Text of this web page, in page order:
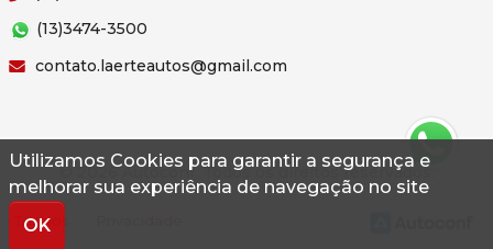
Utilizamos Cookies para garantir a segurança e
melhorar sua experiência de navegação no site
OK
(13)3474-3500
contato.laerteautos@gmail.com
© 2026 Autoconf. Todos os direitos reservados.
Termos